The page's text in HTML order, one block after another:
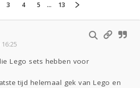
Klussen
Viva zoekt
Aangeboden
3 4 5 ... 13
Lego sets hebben voor
tijd helemaal gek van Lego en